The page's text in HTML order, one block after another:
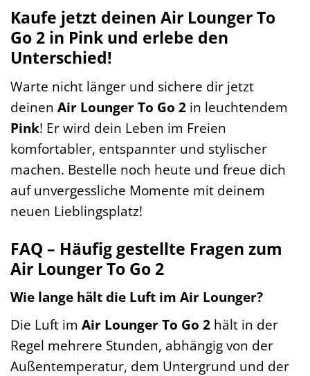
Kaufe jetzt deinen Air Lounger To
Go 2 in Pink und erlebe den
Unterschied!
Warte nicht länger und sichere dir jetzt
deinen Air Lounger To Go 2 in leuchtendem
Pink! Er wird dein Leben im Freien
komfortabler, entspannter und stylischer
machen. Bestelle noch heute und freue dich
auf unvergessliche Momente mit deinem
neuen Lieblingsplatz!
FAQ – Häufig gestellte Fragen zum
Air Lounger To Go 2
Wie lange hält die Luft im Air Lounger?
Die Luft im Air Lounger To Go 2 hält in der
Regel mehrere Stunden, abhängig von der
Außentemperatur, dem Untergrund und der